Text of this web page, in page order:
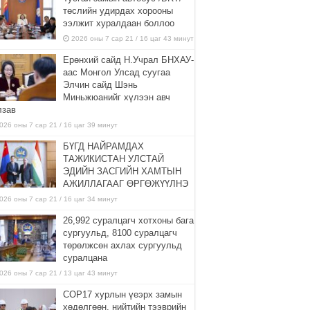
төслийн удирдах хорооны
ээлжит хуралдаан боллоо
2026 оны 7 сар 21 / 16 цаг 43 минут
Ерөнхий сайд Н.Учрал БНХАУ-
аас Монгол Улсад суугаа
Элчин сайд Шэнь
Миньжюанийг хүлээн авч
оны 7 сар 21 / 16 цаг 39 минут
БҮГД НАЙРАМДАХ
ТАЖИКИСТАН УЛСТАЙ
ЭДИЙН ЗАСГИЙН ХАМТЫН
АЖИЛЛАГААГ ӨРГӨЖҮҮЛНЭ
оны 7 сар 21 / 16 цаг 34 минут
26,992 суралцагч хотхоны бага
сургуульд, 8100 суралцагч
төрөлжсөн ахлах сургуульд
суралцана
оны 7 сар 21 / 13 цаг 43 минут
COP17 хурлын үеэрх замын
хөдөлгөөн, нийтийн тээврийн